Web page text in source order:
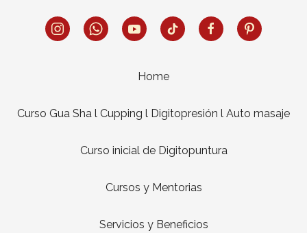
Home
Curso Gua Sha l Cupping l Digitopresión l Auto masaje
Curso inicial de Digitopuntura
Cursos y Mentorias
Servicios y Beneficios